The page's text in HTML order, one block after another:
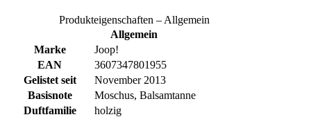
Produkteigenschaften – Allgemein
Allgemein
Marke
Joop!
EAN
3607347801955
Gelistet seit
November 2013
Basisnote
Moschus, Balsamtanne
Duftfamilie
holzig